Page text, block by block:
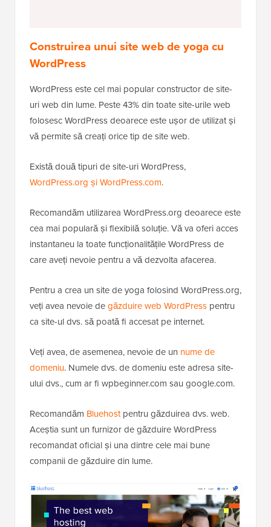
Construirea unui site web de yoga cu
WordPress
WordPress este cel mai popular constructor de site-
uri web din lume. Peste 43% din toate site-urile web
folosesc WordPress deoarece este ușor de utilizat și
vă permite să creați orice tip de site web.
Există două tipuri de site-uri WordPress,
WordPress.org și WordPress.com.
Recomandăm utilizarea WordPress.org deoarece este
cea mai populară și flexibilă soluție. Vă va oferi acces
instantaneu la toate funcționalitățile WordPress de
care aveți nevoie pentru a vă dezvolta afacerea.
Pentru a crea un site de yoga folosind WordPress.org,
veți avea nevoie degăzduire web WordPress pentru
ca site-ul dvs. să poată fi accesat pe internet.
Veți avea, de asemenea, nevoie de un nume de
domeniu. Numele dvs. de domeniu este adresa site-
ului dvs., cum ar fi wpbeginner.com sau google.com.
Recomandăm Bluehostpentru găzduirea dvs. web.
Aceștia sunt un furnizor de găzduire WordPress
recomandat oficial și una dintre cele mai bune
companii de găzduire din lume.